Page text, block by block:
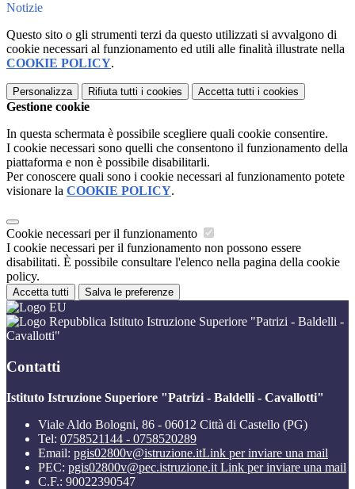
Notizie
Questo sito o gli strumenti terzi da questo utilizzati si avvalgono di
cookie necessari al funzionamento ed utili alle finalità illustrate nella
COOKIE POLICY.
Personalizza Rifiuta tutti i cookies Accetta tutti i cookies
Gestione cookie
In questa schermata è possibile scegliere quali cookie consentire.
I cookie necessari sono quelli che consentono il funzionamento della
piattaforma e non è possibile disabilitarli.
Per conoscere quali sono i cookie necessari al funzionamento potete
visionare la COOKIE POLICY.
Cookie necessari per il funzionamento
I cookie necessari per il funzionamento non possono essere
disabilitati. È possibile consultare l'elenco nella pagina della cookie
policy.
Accetta tutti Salva le preferenze
Istituto Istruzione Superiore "Patrizi - Baldelli -
Cavallotti"
Contatti
Istituto Istruzione Superiore "Patrizi - Baldelli - Cavallotti"
Viale Aldo Bologni, 86 - 06012 Città di Castello (PG)
Tel: 0758521144 - 0758520289
Email: pgis02800v@istruzione.itLink per inviare una mail
PEC: pgis02800v@pec.istruzione.it Link per inviare una mail
C.F.: 90022390547